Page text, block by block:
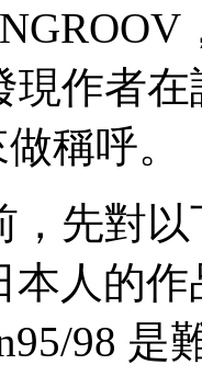
現作者
稱呼。
，先對
本人的
98 是